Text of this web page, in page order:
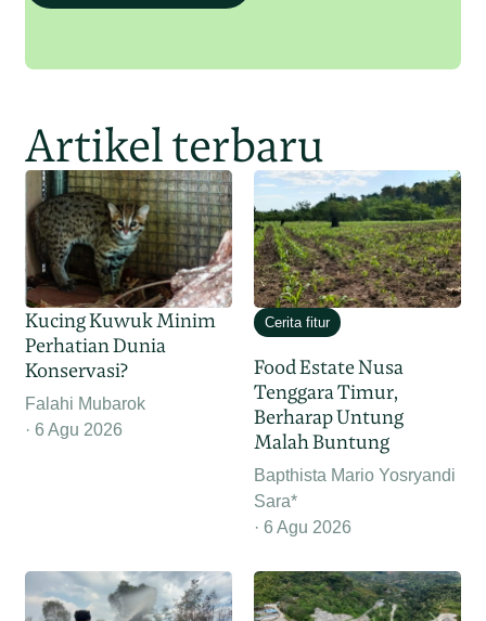
Artikel terbaru
Kucing Kuwuk Minim
Perhatian Dunia
Konservasi?
Falahi Mubarok
6 Agu 2026
Cerita fitur
Food Estate Nusa
Tenggara Timur,
Berharap Untung
Malah Buntung
Bapthista Mario Yosryandi
Sara*
6 Agu 2026